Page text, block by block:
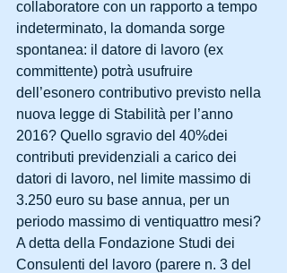
collaboratore con un rapporto a tempo
indeterminato, la domanda sorge
spontanea: il datore di lavoro (ex
committente) potrà usufruire
dell’esonero contributivo previsto nella
nuova legge di Stabilità per l’anno
2016? Quello sgravio del 40%dei
contributi previdenziali a carico dei
datori di lavoro, nel limite massimo di
3.250 euro su base annua, per un
periodo massimo di ventiquattro mesi?
A detta della Fondazione Studi dei
Consulenti del lavoro (parere n. 3 del